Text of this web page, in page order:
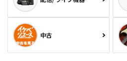
中古